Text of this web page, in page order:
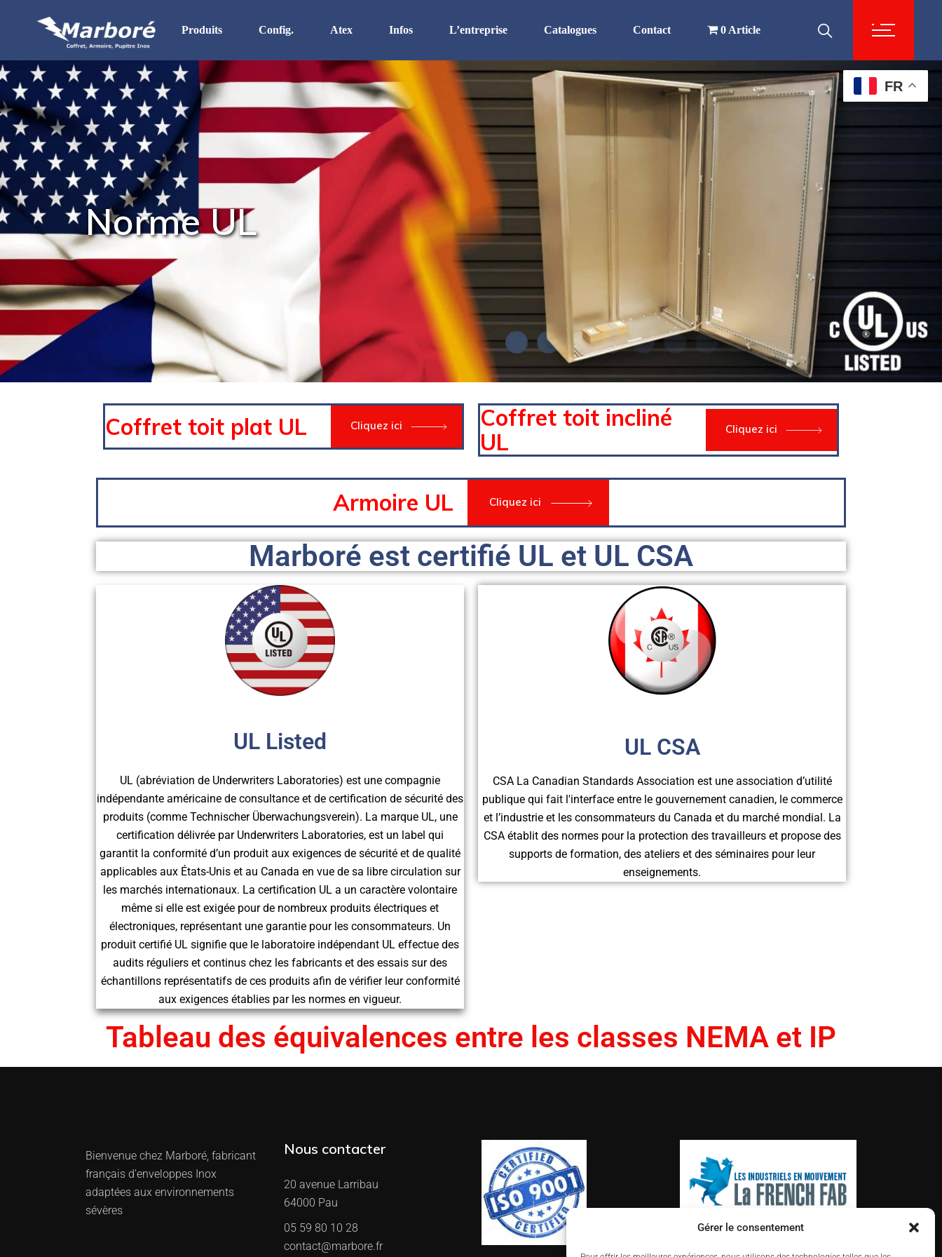
Gérer le consentement
Produits
Stock Permanent
Boites & Boitiers Inox
Coffrets
Armoires
Pupitres
HD. IP 69K
Gamme UL
Config. Atex
Atex
Enveloppe Inox Ex ec
Zone Ex eb
Zone Ex d
Zone Ex p
Infos
Certifications
RSE
Etanchéité
Les finitions
Le sur-mesure
Le thermique
L’entreprise
Organisation
Equipement
Recrutement
Histoire
Catalogues Contact 0 Article
Norme UL
Coffret toit plat UL Cliquez ici
Coffret toit incliné
UL
Cliquez ici
Armoire UL Cliquez ici
Marboré est certifié UL et UL CSA
UL Listed
UL (abréviation de Underwriters Laboratories) est une compagnie
indépendante américaine de consultance et de certification de sécurité des
produits (comme Technischer Überwachungsverein). La marque UL, une
certification délivrée par Underwriters Laboratories, est un label qui
garantit la conformité d’un produit aux exigences de sécurité et de qualité
applicables aux États-Unis et au Canada en vue de sa libre circulation sur
les marchés internationaux. La certification UL a un caractère volontaire
même si elle est exigée pour de nombreux produits électriques et
électroniques, représentant une garantie pour les consommateurs. Un
produit certifié UL signifie que le laboratoire indépendant UL effectue des
audits réguliers et continus chez les fabricants et des essais sur des
échantillons représentatifs de ces produits afin de vérifier leur conformité
aux exigences établies par les normes en vigueur.
UL CSA
CSA La Canadian Standards Association est une association d’utilité
publique qui fait l'interface entre le gouvernement canadien, le commerce
et l’industrie et les consommateurs du Canada et du marché mondial. La
CSA établit des normes pour la protection des travailleurs et propose des
supports de formation, des ateliers et des séminaires pour leur
enseignements.
Tableau des équivalences entre les classes NEMA et IP
Bienvenue chez Marboré, fabricant
français d’enveloppes Inox
adaptées aux environnements
sévères
Nous contacter
20 avenue Larribau
64000 Pau
05 59 80 10 28
contact@marbore.fr
FR